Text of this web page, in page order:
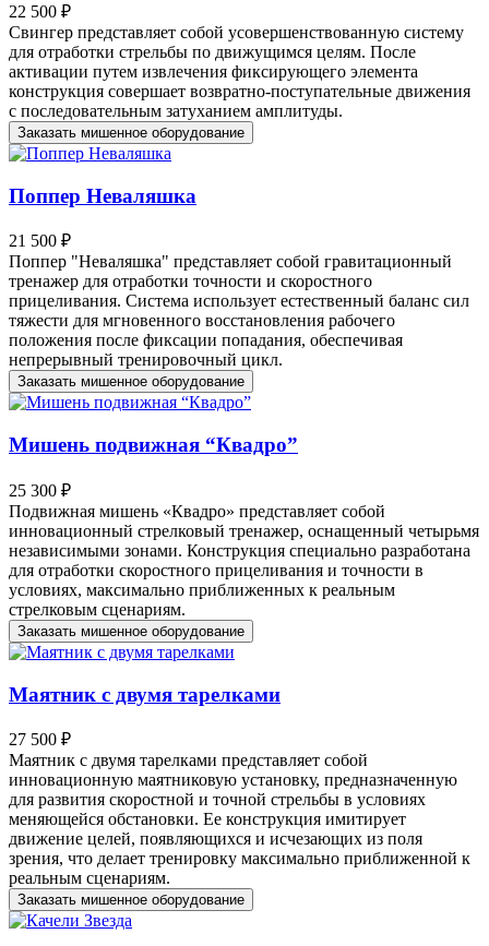
22 500 ₽
Свингер представляет собой усовершенствованную систему
для отработки стрельбы по движущимся целям. После
активации путем извлечения фиксирующего элемента
конструкция совершает возвратно-поступательные движения
с последовательным затуханием амплитуды.
Заказать мишенное оборудование
Поппер Неваляшка
21 500 ₽
Поппер "Неваляшка" представляет собой гравитационный
тренажер для отработки точности и скоростного
прицеливания. Система использует естественный баланс сил
тяжести для мгновенного восстановления рабочего
положения после фиксации попадания, обеспечивая
непрерывный тренировочный цикл.
Заказать мишенное оборудование
Мишень подвижная “Квадро”
25 300 ₽
Подвижная мишень «Квадро» представляет собой
инновационный стрелковый тренажер, оснащенный четырьмя
независимыми зонами. Конструкция специально разработана
для отработки скоростного прицеливания и точности в
условиях, максимально приближенных к реальным
стрелковым сценариям.
Заказать мишенное оборудование
Маятник с двумя тарелками
27 500 ₽
Маятник с двумя тарелками представляет собой
инновационную маятниковую установку, предназначенную
для развития скоростной и точной стрельбы в условиях
меняющейся обстановки. Ее конструкция имитирует
движение целей, появляющихся и исчезающих из поля
зрения, что делает тренировку максимально приближенной к
реальным сценариям.
Заказать мишенное оборудование